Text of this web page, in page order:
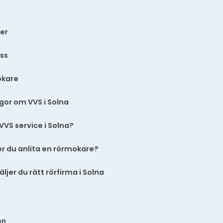
om VVS i Solna
service i Solna?
du anlita en rörmokare?
du rätt rörfirma i Solna